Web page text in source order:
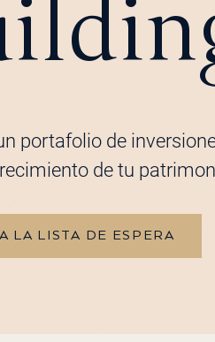
portafolio de
de tu
LA LISTA DE ESPERA